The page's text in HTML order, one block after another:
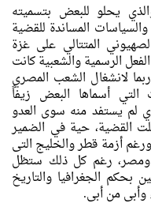
يحلو للبعض بتسميته
المساندة للقضية
المتتالي على غزة
ردات الفعل الرسمية والشعبية كانت
لانشغال الشعب المصري
التي أسماها البعض زيفاً
لم يستفد منه سوى العدو
القضية، حية في الضمير
أزمة قطر والخليج التى
ومصر، رغم كل ذلك ستظل
الجغرافيا والتاريخ
من أبى.